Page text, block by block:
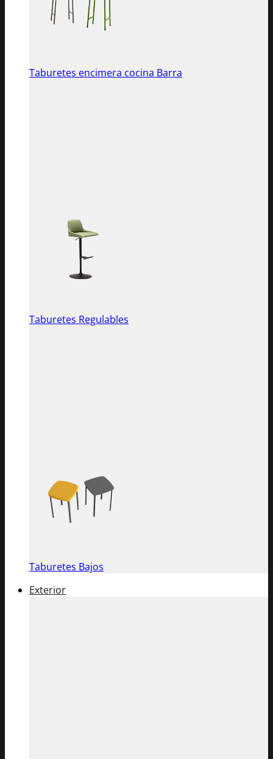
Taburetes encimera cocina Barra
Taburetes Regulables
Taburetes Bajos
Exterior